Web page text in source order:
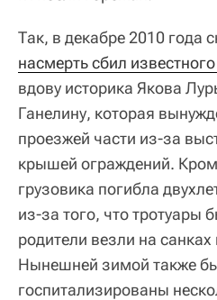
Так, в декабре 2010 года
насмерть сбил
вдову историка Якова
Ганелину, которая
проезжей части из-за
крышей ограждений.
грузовика погибла
из-за того, что тротуары
родители везли на
Нынешней зимой также
госпитализированы